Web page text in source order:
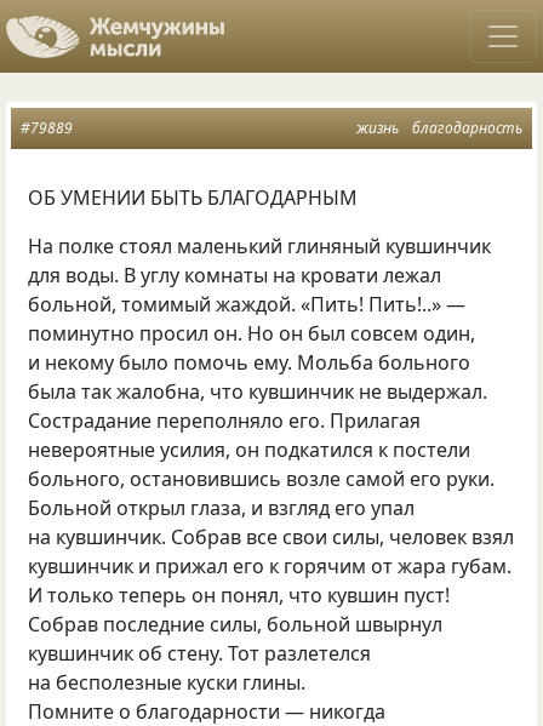
жизнь благодарность
#79889
ОБ УМЕНИИ БЫТЬ БЛАГОДАРНЫМ
На полке стоял маленький глиняный кувшинчик
для воды. В углу комнаты на кровати лежал
больной, томимый жаждой. «Пить! Пить!..» —
поминутно просил он. Но он был совсем один,
и некому было помочь ему. Мольба больного
была так жалобна, что кувшинчик не выдержал.
Сострадание переполняло его. Прилагая
невероятные усилия, он подкатился к постели
больного, остановившись возле самой его руки.
Больной открыл глаза, и взгляд его упал
на кувшинчик. Собрав все свои силы, человек взял
кувшинчик и прижал его к горячим от жара губам.
И только теперь он понял, что кувшин пуст!
Собрав последние силы, больной швырнул
кувшинчик об стену. Тот разлетелся
на бесполезные куски глины.
Помните о благодарности — никогда